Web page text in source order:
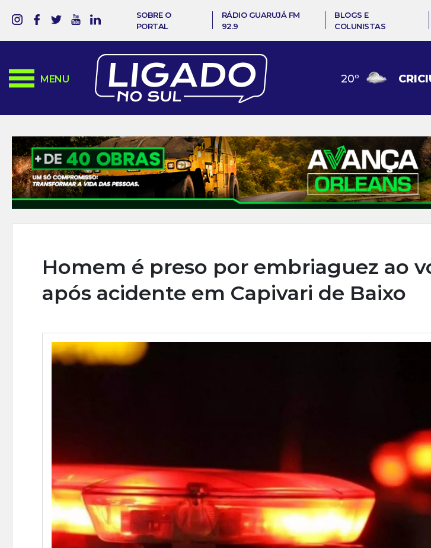
SOBRE O
PORTAL
RÁDIO GUARUJÁ FM
92.9
BLOGS E
COLUNISTAS
MENU 20º
Homem é preso por embriaguez ao
após acidente em Capivari de Baixo